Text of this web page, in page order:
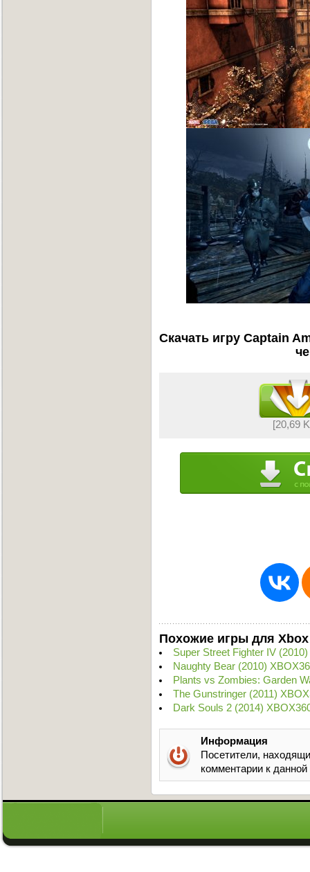
Скачать игру Captain
[20,69
Похожие игры для Xbox
Super Street Fighter IV
Naughty Bear (2010)
Plants vs Zombies: Garden
The Gunstringer (2011)
Dark Souls 2 (2014)
Информация
Посетители,
комментарии к